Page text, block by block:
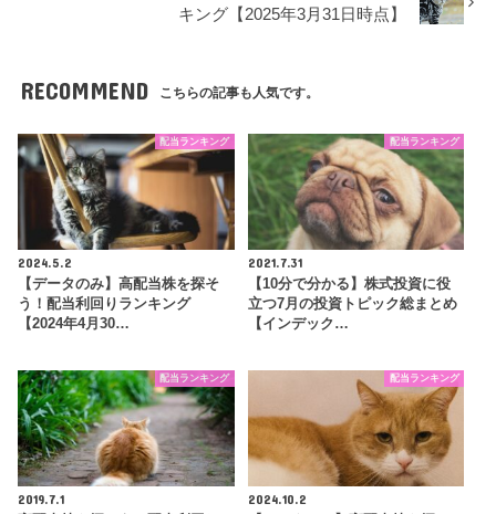
キング【2025年3月31日時点】
RECOMMEND こちらの記事も人気です。
配当ランキング
2024.5.2
【データのみ】高配当株を探そ
う！配当利回りランキング
【2024年4月30…
配当ランキング
2021.7.31
【10分で分かる】株式投資に役
立つ7月の投資トピック総まとめ
【インデック…
配当ランキング
2019.7.1
配当ランキング
2024.10.2